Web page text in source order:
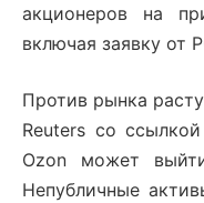
акционеров на
включая заявку от
Против рынка
Reuters со
Ozon может
Непубличные